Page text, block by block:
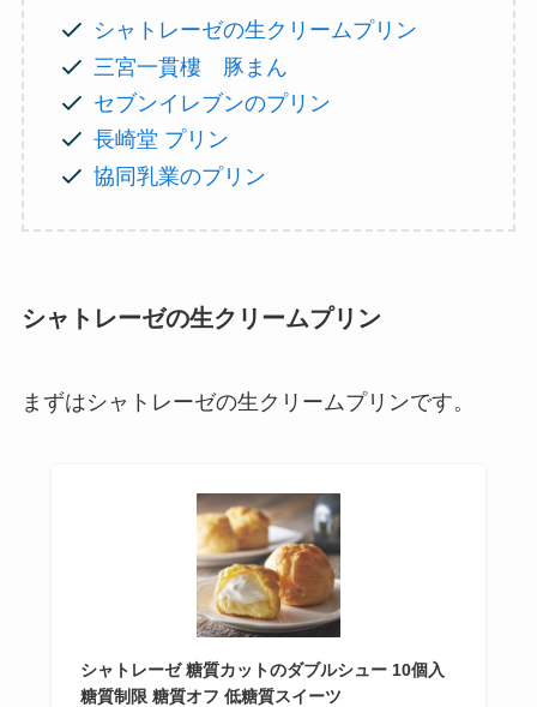
シャトレーゼの生クリームプリン
三宮一貫樓 豚まん
セブンイレブンのプリン
長崎堂 プリン
協同乳業のプリン
シャトレーゼの生クリームプリン
まずはシャトレーゼの生クリームプリンです。
シャトレーゼ 糖質カットのダブルシュー 10個入
糖質制限 糖質オフ 低糖質スイーツ